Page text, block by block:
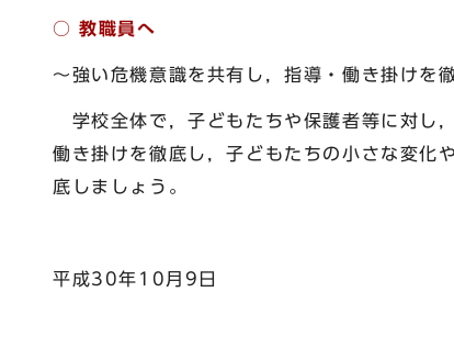
○ 教職員へ
～強い危機意識を共有し，指導・働き掛けを
学校全体で，子どもたちや保護者等に対し
働き掛けを徹底し，子どもたちの小さな変化
底しましょう。
平成30年10月9日